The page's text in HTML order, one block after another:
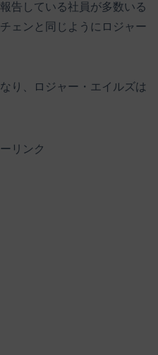
告している社員が多数いる
ェンと同じようにロジャー
り、ロジャー・エイルズは
リンク